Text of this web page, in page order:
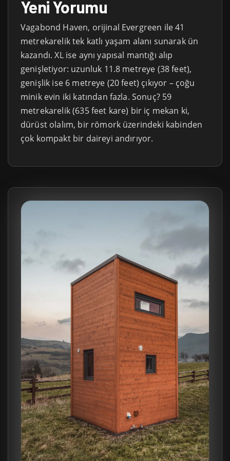
Yeni Yorumu
Vagabond Haven, orijinal Evergreen ile 41
metrekarelik tek katlı yaşam alanı sunarak ün
kazandı. XL ise aynı yapısal mantığı alıp
genişletiyor: uzunluk 11.8 metreye (38 feet),
genişlik ise 6 metreye (20 feet) çıkıyor – çoğu
minik evin iki katından fazla. Sonuç? 59
metrekarelik (635 feet kare) bir iç mekan ki,
dürüst olalım, bir römork üzerindeki kabinden
çok kompakt bir daireyi andırıyor.